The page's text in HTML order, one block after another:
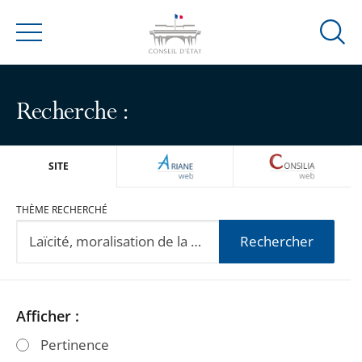
Menu
Ouvrir
Recherche :
SITE ARIANEWEB
THÈME RECHERCHÉ
Rechercher
Passer
les
Passer
les
Afficher :
Pertinence